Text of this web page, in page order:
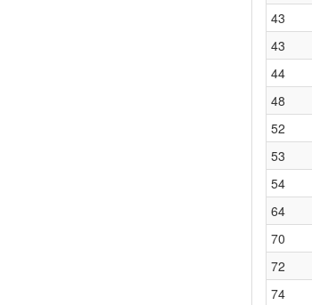
43
43
44
48
52
53
54
64
70
72
74